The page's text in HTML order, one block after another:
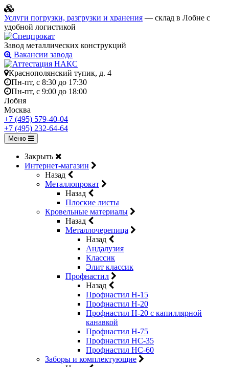
Услуги погрузки, разгрузки и хранения — склад в Лобне с
удобной логистикой
Завод металлических конструкций
Вакансии завода
Краснополянский тупик, д. 4
Пн-пт, с 8:30 до 17:30
Пн-пт, с 9:00 до 18:00
Лобня
Москва
+7 (495) 579-40-04
+7 (495) 232-64-64
Меню
Закрыть
Интернет-магазин
Назад
Металлопрокат
Назад
Плоские листы
Кровельные материалы
Назад
Металлочерепица
Назад
Андалузия
Классик
Элит классик
Профнастил
Назад
Профнастил Н-15
Профнастил Н-20
Профнастил Н-20 с капиллярной
канавкой
Профнастил Н-75
Профнастил НС-35
Профнастил НС-60
Заборы и комплектующие